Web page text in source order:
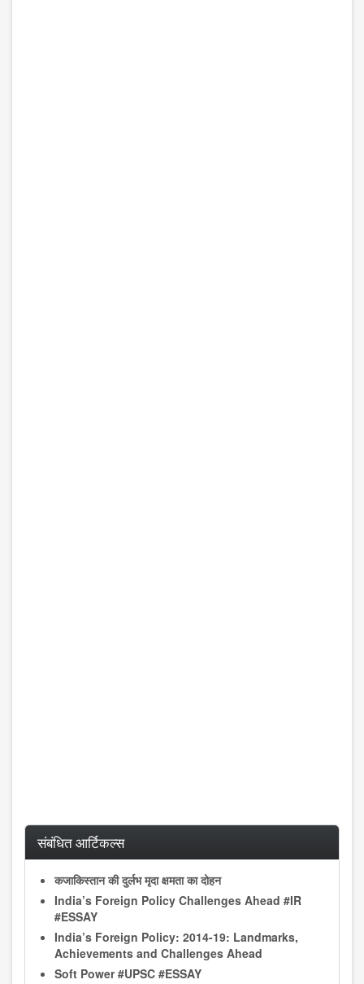
संबंधित आर्टिकल्स
कजाकिस्तान की दुर्लभ मृदा क्षमता का दोहन
India’s Foreign Policy Challenges Ahead #IR
#ESSAY
India’s Foreign Policy: 2014-19: Landmarks,
Achievements and Challenges Ahead
Soft Power #UPSC #ESSAY